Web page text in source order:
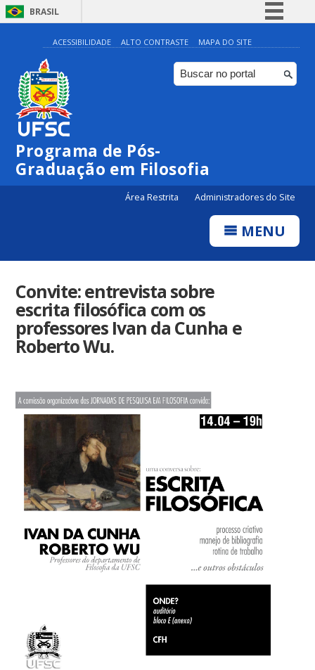
BRASIL
Simplifique!
Comunica BR
Participe
ACESSIBILIDADE ALTO CONTRASTE MAPA DO SITE
Programa de Pós-
Graduação em Filosofia
Área Restrita Administradores do Site
MENU
Convite: entrevista sobre
escrita filosófica com os
professores Ivan da Cunha e
Roberto Wu.